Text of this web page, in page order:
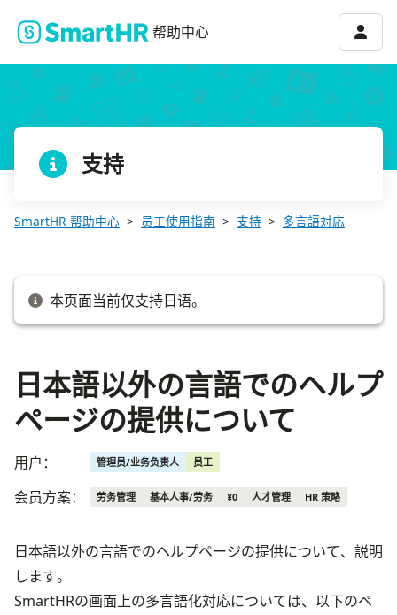
帮助中心 账号
支持
SmartHR 帮助中心 员工使用指南 支持 多言語対応
本页面当前仅支持日语。
日本語以外の言語でのヘルプ
ページの提供について
用户： 管理员/业务负责人 员工
会员方案： 劳务管理 基本人事/劳务 ¥0 人才管理 HR 策略
日本語以外の言語でのヘルプページの提供について、説明
します。
SmartHRの画面上の多言語化対応については、以下のペ